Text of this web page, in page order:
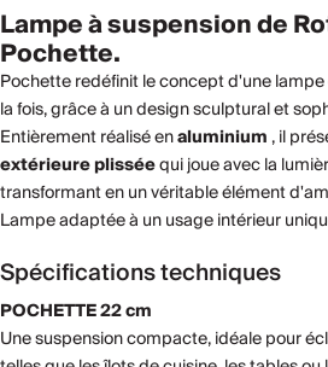
Lampe à suspension de
Pochette.
Pochette redéfinit le concept d'une
la fois, grâce à un design sculptural et
Entièrement réalisé enaluminium , il
extérieure plisséequi joue avec la
transformant en un véritable élément
Lampe adaptée à un usage intérieur
Spécifications techniques
POCHETTE 22 cm
Une suspension compacte, idéale pour